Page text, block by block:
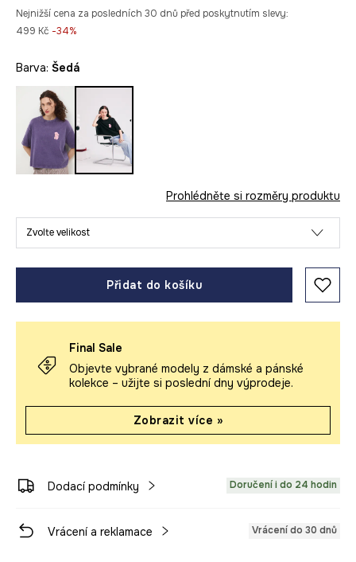
Nejnižší cena za posledních 30 dnů před poskytnutím slevy:
499 Kč -34%
Barva: šedá
Prohlédněte si rozměry produktu
Zvolte velikost
Přidat do košíku
Final Sale
Objevte vybrané modely z dámské a pánské
kolekce – užijte si poslední dny výprodeje.
Zobrazit více »
Dodací podmínky Doručení i do 24 hodin
Vrácení a reklamace Vrácení do 30 dnů